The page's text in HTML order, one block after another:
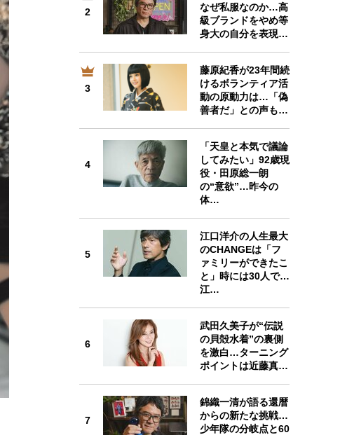
2
なぜ私服なのか…高
級ブランドをやめ等
身大の自分を表現…
3
藤原紀香が23年間続
けるボランティア活
動の原動力は…「偽
善者だ」との声も…
4
「天皇と本気で議論
してみたい」92歳現
役・田原総一朗
の“意欲”…昨今の
体…
5
江口洋介の人生最大
のCHANGEは「フ
ァミリーができたこ
と」時には30人で…
江…
6
武田久美子が“伝説
の貝殻水着”の裏側
を激白…ターニング
ポイントは近藤真…
7
錦織一清が語る還暦
からの新たな挑戦…
少年隊の分岐点と60